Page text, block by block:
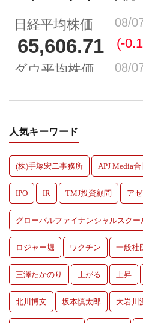
人気キーワード
(株)手塚宏二事務所 APJ Media
IPO IR TMJ投資顧問 ア
グローバルファイナンシャルスクー
ロジャー堀 ワクチン 一般社
三澤たかのり 上がる 上昇
北川博文 坂本慎太郎 大岩川